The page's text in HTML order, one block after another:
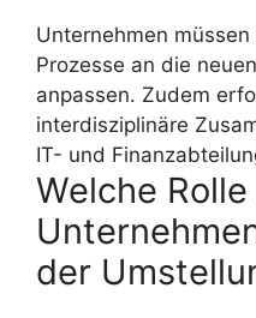
Unternehmen
Prozesse an die
anpassen. Zudem
interdisziplinäre
IT- und
Welche
der